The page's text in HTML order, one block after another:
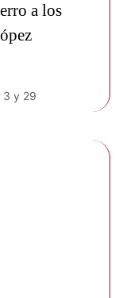
a los
3 y 29